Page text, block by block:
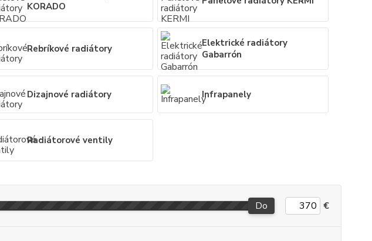
KORADO
Rebríkové radiátory
Elektrické radiátory
Gabarrón
Dizajnové radiátory Infrapanely
Radiátorové ventily
Do €